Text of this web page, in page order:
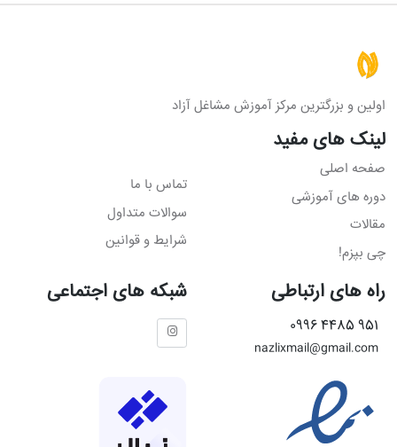
اولین و بزرگترین مرکز آموزش مشاغل آزاد
لینک های مفید
صفحه اصلی
دوره های آموزشی
مقالات
چی بپزم!
تماس با ما
سوالات متداول
شرایط و قوانین
راه های ارتباطی
951 4485 0996
nazlixmail@gmail.com
شبکه های اجتماعی